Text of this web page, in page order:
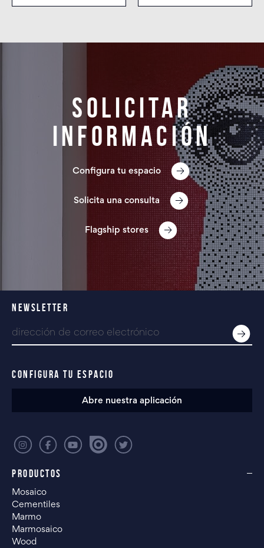
Solicitar
información
Configura tu espacio
Solicita una consulta
Flagship stores
PRODUCTOS
Mosaico
Cementiles
Marmo
Marmosaico
Wood
NEWSLETTER
CONFIGURA TU ESPACIO
Abre nuestra aplicación